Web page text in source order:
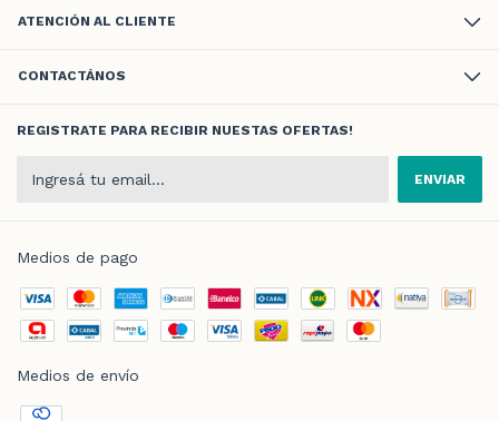
ATENCIÓN AL CLIENTE
CONTACTÁNOS
REGISTRATE PARA RECIBIR NUESTAS OFERTAS!
Medios de pago
Medios de envío